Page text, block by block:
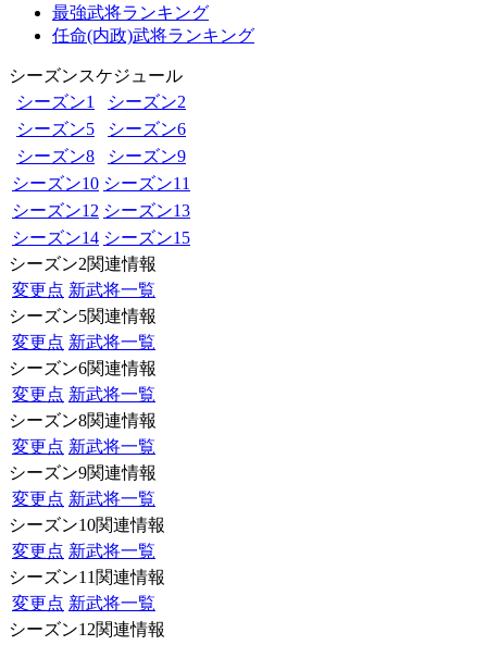
最強武将ランキング
任命(内政)武将ランキング
シーズンスケジュール
シーズン1
シーズン2
シーズン5
シーズン6
シーズン8
シーズン9
シーズン10 シーズン11
シーズン12 シーズン13
シーズン14 シーズン15
シーズン2関連情報
変更点 新武将一覧
シーズン5関連情報
変更点 新武将一覧
シーズン6関連情報
変更点 新武将一覧
シーズン8関連情報
変更点 新武将一覧
シーズン9関連情報
変更点 新武将一覧
シーズン10関連情報
変更点 新武将一覧
シーズン11関連情報
変更点 新武将一覧
シーズン12関連情報